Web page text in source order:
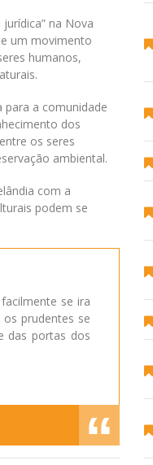
na Nova
um movimento
humanos,
a comunidade
dos
os seres
ambiental.
com a
podem se
se ira
prudentes se
das portas dos